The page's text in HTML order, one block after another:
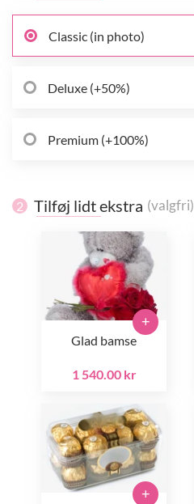
Classic (in photo)
Deluxe (+50%)
Premium (+100%)
2 Tilføj lidt ekstra (valgfri)
Glad bamse
1 540.00 kr
+
+